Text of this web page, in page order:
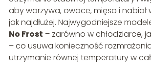
aby warzywa, owoce, mięso i nabiał
jak najdłużej. Najwygodniejsze
No Frost – zarówno w chłodziarce,
– co usuwa konieczność
utrzymanie równej temperatury w